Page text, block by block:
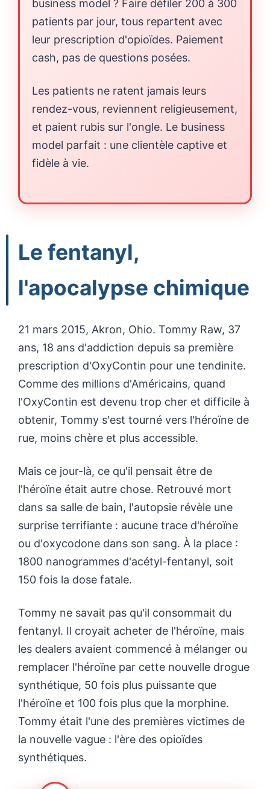
business model ? Faire défiler 200 à 300
patients par jour, tous repartent avec
leur prescription d'opioïdes. Paiement
cash, pas de questions posées.
Les patients ne ratent jamais leurs
rendez-vous, reviennent religieusement,
et paient rubis sur l'ongle. Le business
model parfait : une clientèle captive et
fidèle à vie.
Le fentanyl,
l'apocalypse chimique
21 mars 2015, Akron, Ohio. Tommy Raw, 37
ans, 18 ans d'addiction depuis sa première
prescription d'OxyContin pour une tendinite.
Comme des millions d'Américains, quand
l'OxyContin est devenu trop cher et difficile à
obtenir, Tommy s'est tourné vers l'héroïne de
rue, moins chère et plus accessible.
Mais ce jour-là, ce qu'il pensait être de
l'héroïne était autre chose. Retrouvé mort
dans sa salle de bain, l'autopsie révèle une
surprise terrifiante : aucune trace d'héroïne
ou d'oxycodone dans son sang. À la place :
1800 nanogrammes d'acétyl-fentanyl, soit
150 fois la dose fatale.
Tommy ne savait pas qu'il consommait du
fentanyl. Il croyait acheter de l'héroïne, mais
les dealers avaient commencé à mélanger ou
remplacer l'héroïne par cette nouvelle drogue
synthétique, 50 fois plus puissante que
l'héroïne et 100 fois plus que la morphine.
Tommy était l'une des premières victimes de
la nouvelle vague : l'ère des opioïdes
synthétiques.